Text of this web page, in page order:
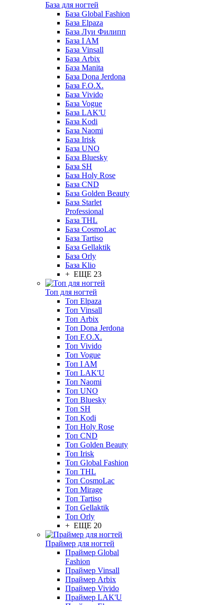
База для ногтей
База Global Fashion
База Elpaza
База Луи Филипп
База I AM
База Vinsall
База Arbix
База Manita
База Dona Jerdona
База F.O.X.
База Vivido
База Vogue
База LAK'U
База Kodi
База Naomi
База Irisk
База UNO
База Bluesky
База SH
База Holy Rose
База CND
База Golden Beauty
База Starlet
Professional
База THL
База CosmoLac
База Tartiso
База Gellaktik
База Orly
База Klio
+ ЕЩЕ 23
Топ для ногтей
Топ Elpaza
Топ Vinsall
Топ Arbix
Топ Dona Jerdona
Топ F.O.X.
Топ Vivido
Топ Vogue
Топ I AM
Топ LAK'U
Топ Naomi
Топ UNO
Топ Bluesky
Топ SH
Топ Kodi
Топ Holy Rose
Топ CND
Топ Golden Beauty
Топ Irisk
Топ Global Fashion
Топ THL
Топ CosmoLac
Топ Mirage
Топ Tartiso
Топ Gellaktik
Топ Orly
+ ЕЩЕ 20
Праймер для ногтей
Праймер Global
Fashion
Праймер Vinsall
Праймер Arbix
Праймер Vivido
Праймер LAK'U